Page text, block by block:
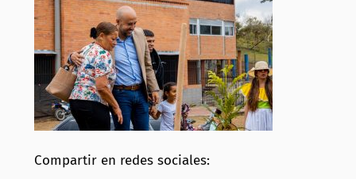
Compartir en redes sociales: